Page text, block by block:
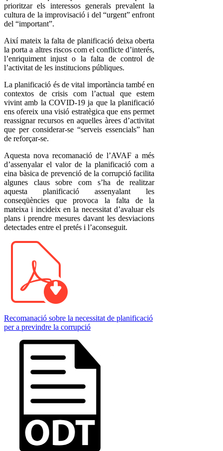
prioritzar els interessos generals prevalent la
cultura de la improvisació i del “urgent” enfront
del “important”.
Així mateix la falta de planificació deixa oberta
la porta a altres riscos com el conflicte d’interés,
l’enriquiment injust o la falta de control de
l’activitat de les institucions públiques.
La planificació és de vital importància també en
contextos de crisis com l’actual que estem
vivint amb la COVID-19 ja que la planificació
ens ofereix una visió estratègica que ens permet
reassignar recursos en aquelles àrees d’activitat
que per considerar-se “serveis essencials” han
de reforçar-se.
Aquesta nova recomanació de l’AVAF a més
d’assenyalar el valor de la planificació com a
eina bàsica de prevenció de la corrupció facilita
algunes claus sobre com s’ha de realitzar
aquesta planificació assenyalant les
conseqüències que provoca la falta de la
mateixa i incideix en la necessitat d’avaluar els
plans i prendre mesures davant les desviacions
detectades entre el pretés i l’aconseguit.
Recomanació sobre la necessitat de planificació
per a previndre la corrupció